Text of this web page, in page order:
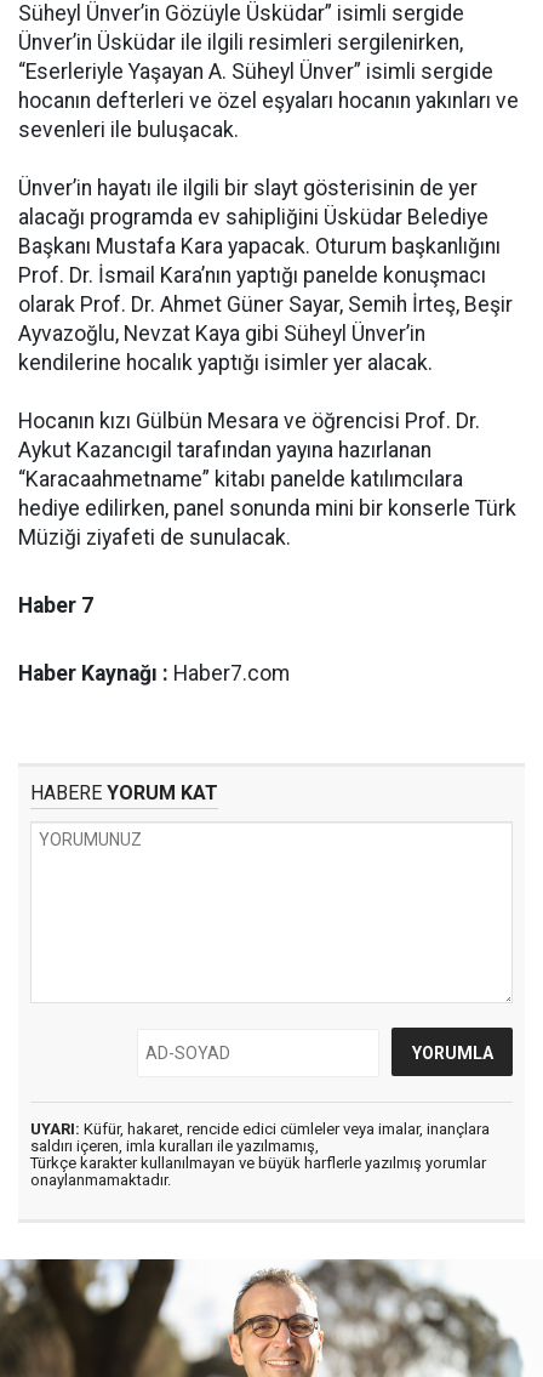
Süheyl Ünver’in Gözüyle Üsküdar” isimli sergide
Ünver’in Üsküdar ile ilgili resimleri sergilenirken,
“Eserleriyle Yaşayan A. Süheyl Ünver” isimli sergide
hocanın defterleri ve özel eşyaları hocanın yakınları ve
sevenleri ile buluşacak.
Ünver’in hayatı ile ilgili bir slayt gösterisinin de yer
alacağı programda ev sahipliğini Üsküdar Belediye
Başkanı Mustafa Kara yapacak. Oturum başkanlığını
Prof. Dr. İsmail Kara’nın yaptığı panelde konuşmacı
olarak Prof. Dr. Ahmet Güner Sayar, Semih İrteş, Beşir
Ayvazoğlu, Nevzat Kaya gibi Süheyl Ünver’in
kendilerine hocalık yaptığı isimler yer alacak.
Hocanın kızı Gülbün Mesara ve öğrencisi Prof. Dr.
Aykut Kazancıgil tarafından yayına hazırlanan
“Karacaahmetname” kitabı panelde katılımcılara
hediye edilirken, panel sonunda mini bir konserle Türk
Müziği ziyafeti de sunulacak.
Haber 7
Haber Kaynağı : Haber7.com
HABERE YORUM KAT
UYARI: Küfür, hakaret, rencide edici cümleler veya imalar, inançlara
saldırı içeren, imla kuralları ile yazılmamış,
Türkçe karakter kullanılmayan ve büyük harflerle yazılmış yorumlar
onaylanmamaktadır.